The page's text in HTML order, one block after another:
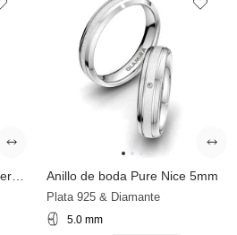
Anillo de boda Pure Nice 5mm
Plata 925 & Diamante
5.0 mm